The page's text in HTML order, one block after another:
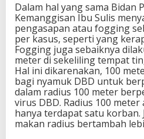
Dalam hal yang sama Bidan
Kemanggisan Ibu Sulis
pengasapan atau fogging
per kasus, seperti yang
Fogging juga sebaiknya
meter di sekeliling tempat
Hal ini dikarenakan, 100
bagi nyamuk DBD untuk
dalam radius 100 meter
virus DBD. Radius 100
hanya terdapat satu korban.
makan radius bertambah